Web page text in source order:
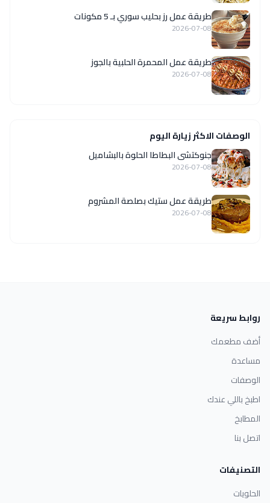
طريقة عمل رز بحليب سوري بـ 5 مكونات
2026-07-08
طريقة عمل المحمرة الحلبية بالجوز
2026-07-08
الوصفات الاكثر زيارة اليوم
جنوكتشى البطاطا الحلوة بالبشاميل
2026-07-08
طريقة عمل ستيك بصلصة المشروم
2026-07-08
روابط سريعة
أضف مطعمك
مساعدة
الوصفات
اطبخ باللي عندك
المطابخ
اتصل بنا
التصنيفات
الحلويات